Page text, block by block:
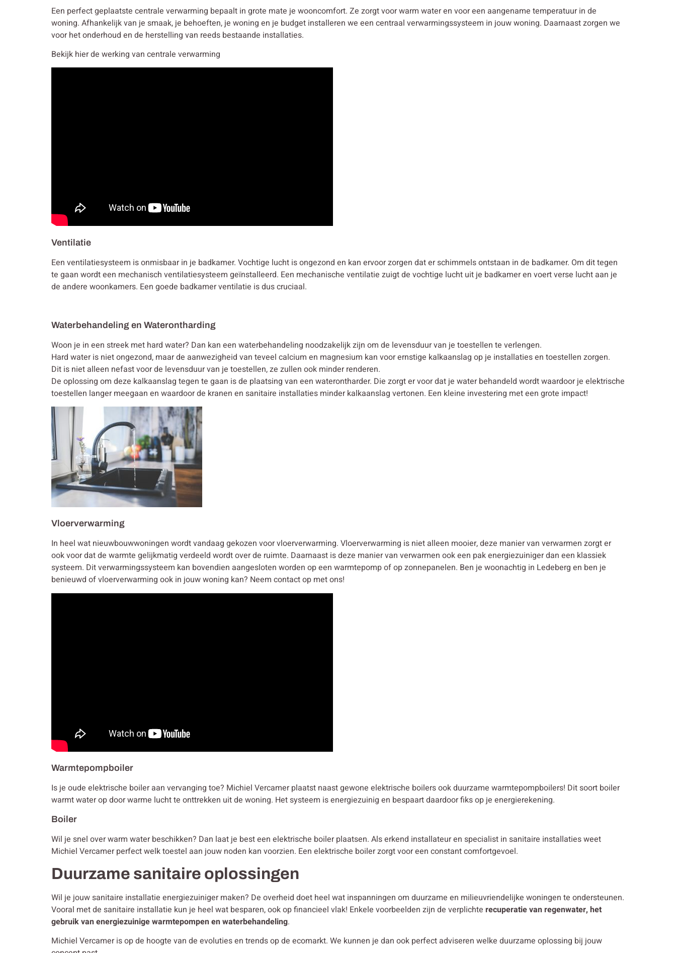
Een perfect geplaatste centrale verwarming bepaalt in grote mate je wooncomfort. Ze zorgt voor warm water en voor een aangename temperatuur in de
woning. Afhankelijk van je smaak, je behoeften, je woning en je budget installeren we een centraal verwarmingssysteem in jouw woning. Daarnaast zorgen we
voor het onderhoud en de herstelling van reeds bestaande installaties.
Bekijk hier de werking van centrale verwarming
Ventilatie
Een ventilatiesysteem is onmisbaar in je badkamer. Vochtige lucht is ongezond en kan ervoor zorgen dat er schimmels ontstaan in de badkamer. Om dit tegen
te gaan wordt een mechanisch ventilatiesysteem geïnstalleerd. Een mechanische ventilatie zuigt de vochtige lucht uit je badkamer en voert verse lucht aan je
de andere woonkamers. Een goede badkamer ventilatie is dus cruciaal.
Waterbehandeling en Waterontharding
Woon je in een streek met hard water? Dan kan een waterbehandeling noodzakelijk zijn om de levensduur van je toestellen te verlengen.
Hard water is niet ongezond, maar de aanwezigheid van teveel calcium en magnesium kan voor ernstige kalkaanslag op je installaties en toestellen zorgen.
Dit is niet alleen nefast voor de levensduur van je toestellen, ze zullen ook minder renderen.
De oplossing om deze kalkaanslag tegen te gaan is de plaatsing van een waterontharder. Die zorgt er voor dat je water behandeld wordt waardoor je elektrische
toestellen langer meegaan en waardoor de kranen en sanitaire installaties minder kalkaanslag vertonen. Een kleine investering met een grote impact!
Vloerverwarming
In heel wat nieuwbouwwoningen wordt vandaag gekozen voor vloerverwarming. Vloerverwarming is niet alleen mooier, deze manier van verwarmen zorgt er
ook voor dat de warmte gelijkmatig verdeeld wordt over de ruimte. Daarnaast is deze manier van verwarmen ook een pak energiezuiniger dan een klassiek
systeem. Dit verwarmingssysteem kan bovendien aangesloten worden op een warmtepomp of op zonnepanelen. Ben je woonachtig in Ledeberg en ben je
benieuwd of vloerverwarming ook in jouw woning kan? Neem contact op met ons!
Warmtepompboiler
Is je oude elektrische boiler aan vervanging toe? Michiel Vercamer plaatst naast gewone elektrische boilers ook duurzame warmtepompboilers! Dit soort boiler
warmt water op door warme lucht te onttrekken uit de woning. Het systeem is energiezuinig en bespaart daardoor fiks op je energierekening.
Boiler
Wil je snel over warm water beschikken? Dan laat je best een elektrische boiler plaatsen. Als erkend installateur en specialist in sanitaire installaties weet
Michiel Vercamer perfect welk toestel aan jouw noden kan voorzien. Een elektrische boiler zorgt voor een constant comfortgevoel.
Duurzame sanitaire oplossingen
Wil je jouw sanitaire installatie energiezuiniger maken? De overheid doet heel wat inspanningen om duurzame en milieuvriendelijke woningen te ondersteunen.
Vooral met de sanitaire installatie kun je heel wat besparen, ook op financieel vlak! Enkele voorbeelden zijn de verplichte recuperatie van regenwater, het
gebruik van energiezuinige warmtepompen en waterbehandeling.
Michiel Vercamer is op de hoogte van de evoluties en trends op de ecomarkt. We kunnen je dan ook perfect adviseren welke duurzame oplossing bij jouw